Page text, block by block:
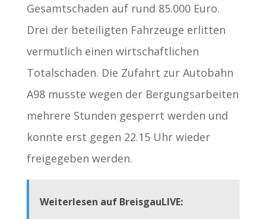
Gesamtschaden auf rund 85.000 Euro.
Drei der beteiligten Fahrzeuge erlitten
vermutlich einen wirtschaftlichen
Totalschaden. Die Zufahrt zur Autobahn
A98 musste wegen der Bergungsarbeiten
mehrere Stunden gesperrt werden und
konnte erst gegen 22.15 Uhr wieder
freigegeben werden.
Weiterlesen auf BreisgauLIVE: